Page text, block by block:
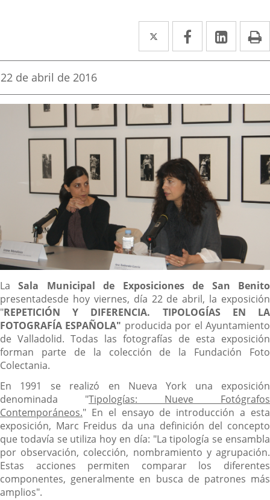
Twitter
Enlace
a
aplicación
externa.
Facebook
Enlace
a
aplicación
Enlace
a
Fecha
la
noticia
22 de abril de 2016
Descripción
LaSala Municipal de Exposiciones de San Benito
presentadesde hoy viernes, día 22 de abril, la exposición
"REPETICIÓN Y DIFERENCIA. TIPOLOGÍAS EN LA
FOTOGRAFÍA ESPAÑOLA" producida por el Ayuntamiento
de Valladolid. Todas las fotografías de esta exposición
forman parte de la colección de la Fundación Foto
Colectania.
En 1991 se realizó en Nueva York una exposición
denominada "Tipologías: Nueve Fotógrafos
Contemporáneos." En el ensayo de introducción a esta
exposición, Marc Freidus da una definición del concepto
que todavía se utiliza hoy en día: "La tipología se ensambla
por observación, colección, nombramiento y agrupación.
Estas acciones permiten comparar los diferentes
componentes, generalmente en busca de patrones más
amplios".